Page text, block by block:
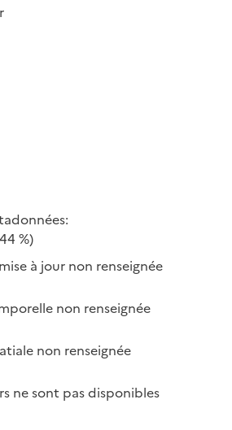
%)
à jour non renseignée
non renseignée
non renseignée
ne sont pas disponibles